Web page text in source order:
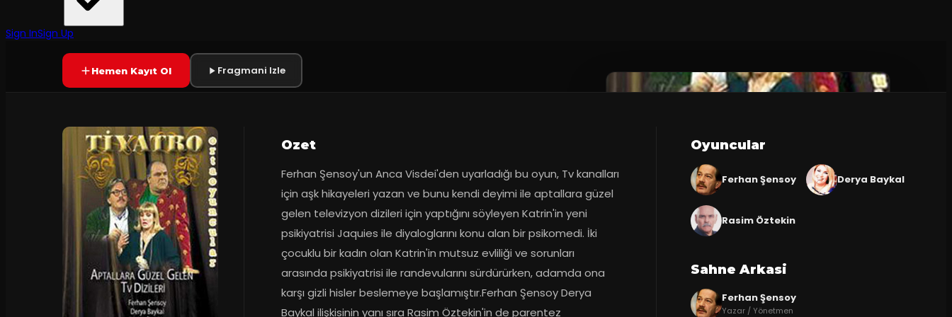
Sign InSign UpSONA ERDI
Hemen Kayıt Ol Fragmani Izle
Ozet
Ferhan Şensoy'un Anca Visdei'den uyarladığı bu oyun, Tv kanalları
için aşk hikayeleri yazan ve bunu kendi deyimi ile aptallara güzel
gelen televizyon dizileri için yaptığını söyleyen Katrin'in yeni
psikiyatrisi Jaquies ile diyaloglarını konu alan bir psikomedi. İki
çocuklu bir kadın olan Katrin'in mutsuz evliliği ve sorunları
arasında psikiyatrisi ile randevularını sürdürürken, adamda ona
karşı gizli hisler beslemeye başlamıştır.Ferhan Şensoy Derya
Baykal ilişkisinin yanı sıra Rasim Öztekin'in de parentez
Oyuncular
Ferhan Şensoy Derya Baykal
Rasim Öztekin
Sahne Arkasi
Ferhan Şensoy
Yazar / Yönetmen